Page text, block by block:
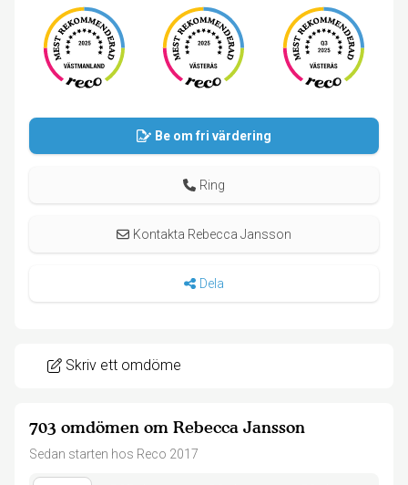
Be om fri värdering
Ring
Kontakta Rebecca Jansson
Dela
Skriv ett omdöme
703 omdömen om Rebecca Jansson
Sedan starten hos Reco 2017